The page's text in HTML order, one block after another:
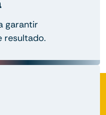
garantir
resultado.